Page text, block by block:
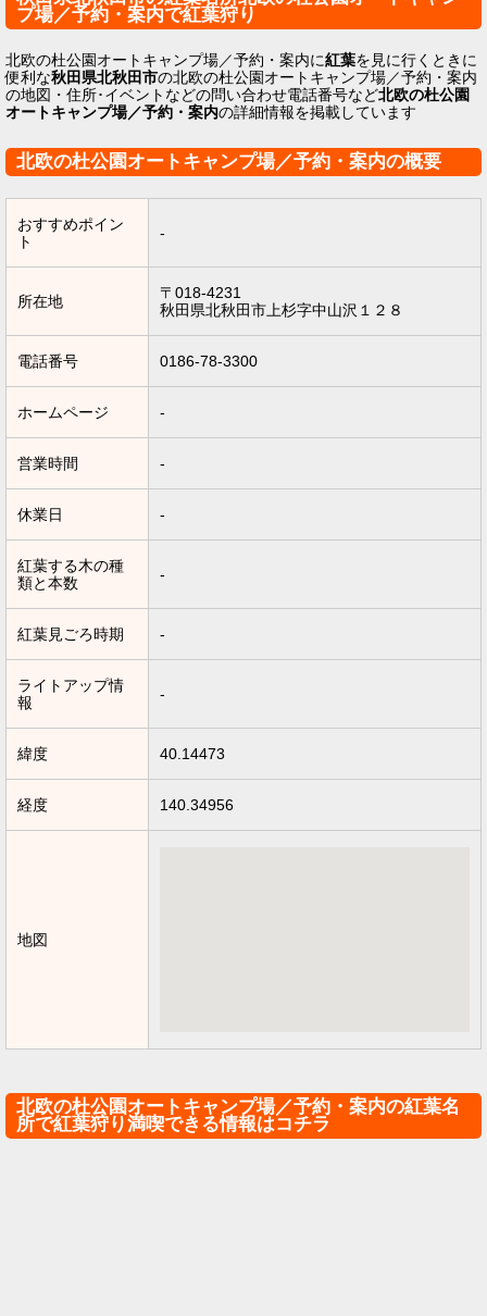
プ場／予約・案内で紅葉狩り
北欧の杜公園オートキャンプ場／予約・案内に紅葉を見に行くときに
便利な秋田県北秋田市の北欧の杜公園オートキャンプ場／予約・案内
の地図・住所･イベントなどの問い合わせ電話番号など北欧の杜公園
オートキャンプ場／予約・案内の詳細情報を掲載しています
北欧の杜公園オートキャンプ場／予約・案内の概要
おすすめポイン
ト
-
所在地
〒018-4231
秋田県北秋田市上杉字中山沢１２８
電話番号 0186-78-3300
ホームページ -
営業時間 -
休業日 -
紅葉する木の種
類と本数
-
紅葉見ごろ時期 -
ライトアップ情
報
-
緯度 40.14473
経度 140.34956
地図
北欧の杜公園オートキャンプ場／予約・案内の紅葉名
所で紅葉狩り満喫できる情報はコチラ